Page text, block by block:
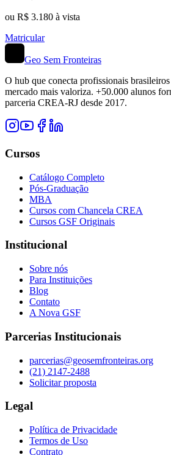
ou R$ 3.180 à vista
Matricular
Geo Sem Fronteiras
O hub que conecta profissionais
mercado mais valoriza. +50.000 alunos
parceria CREA-RJ desde 2017.
Cursos
Catálogo Completo
Pós-Graduação
MBA
Cursos com Chancela CREA
Cursos GSF Originais
Institucional
Sobre nós
Para Instituições
Blog
Contato
A Nova GSF
Parcerias Institucionais
parcerias@geosemfronteiras.org
(21) 2147-2488
Solicitar proposta
Legal
Política de Privacidade
Termos de Uso
Contrato